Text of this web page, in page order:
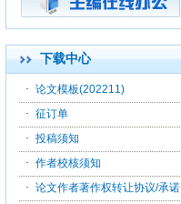
下载中心
· 论文模板(202211)
· 征订单
· 投稿须知
· 作者校核须知
· 论文作者著作权转让协议/承诺